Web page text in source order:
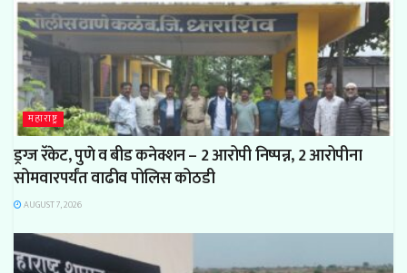
महाराष्ट्र
ड्रग्ज रॅकेट, पुणे व बीड कनेक्शन – 2 आरोपी निष्पन्न, 2 आरोपीना
सोमवारपर्यंत वाढीव पोलिस कोठडी
AUGUST 7, 2026